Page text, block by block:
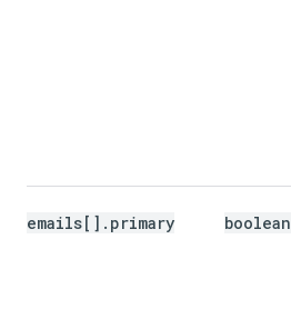
emails[].primary boolean